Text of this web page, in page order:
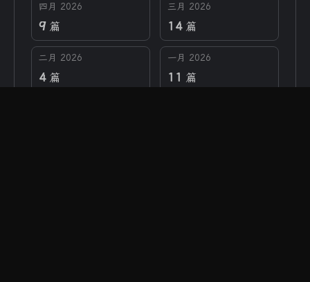
四月 2026
9 篇
三月 2026
14 篇
二月 2026
4 篇
一月 2026
11 篇